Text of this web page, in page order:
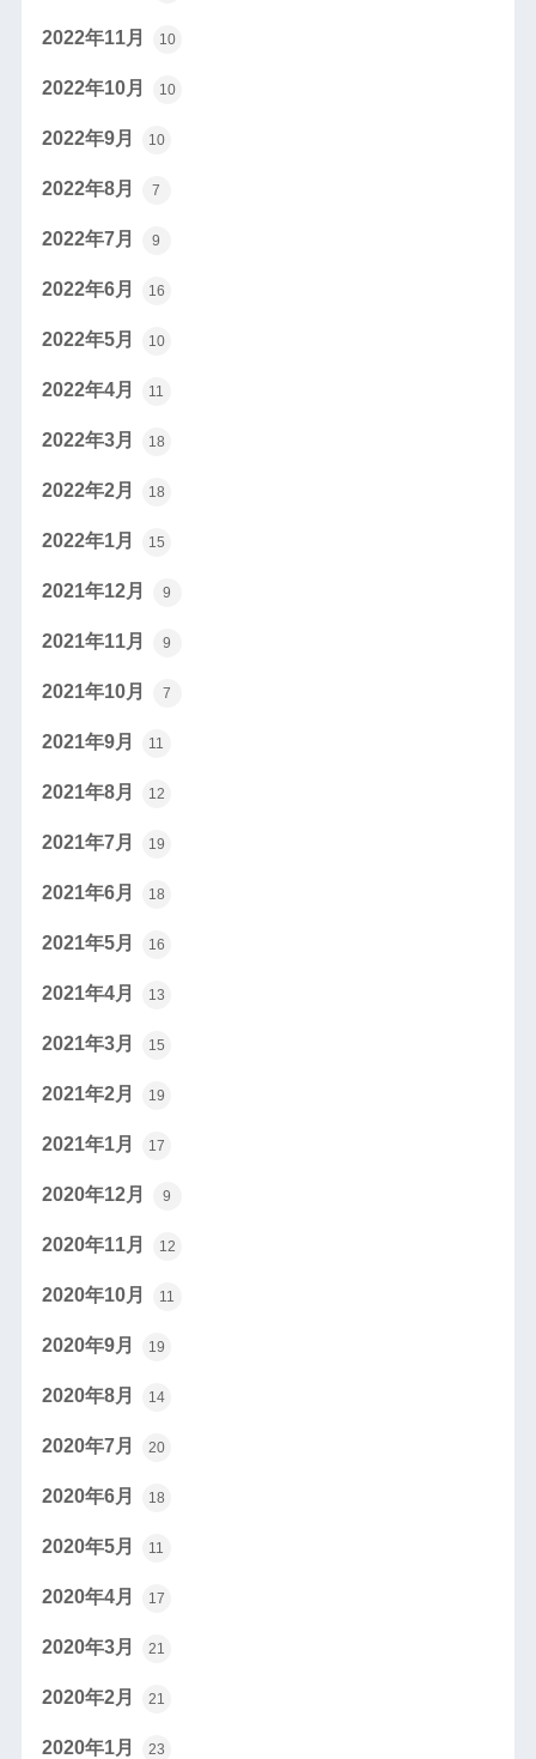
2022年11月 10
2022年10月 10
2022年9月 10
2022年8月 7
2022年7月 9
2022年6月 16
2022年5月 10
2022年4月 11
2022年3月 18
2022年2月 18
2022年1月 15
2021年12月 9
2021年11月 9
2021年10月 7
2021年9月 11
2021年8月 12
2021年7月 19
2021年6月 18
2021年5月 16
2021年4月 13
2021年3月 15
2021年2月 19
2021年1月 17
2020年12月 9
2020年11月 12
2020年10月 11
2020年9月 19
2020年8月 14
2020年7月 20
2020年6月 18
2020年5月 11
2020年4月 17
2020年3月 21
2020年2月 21
2020年1月 23